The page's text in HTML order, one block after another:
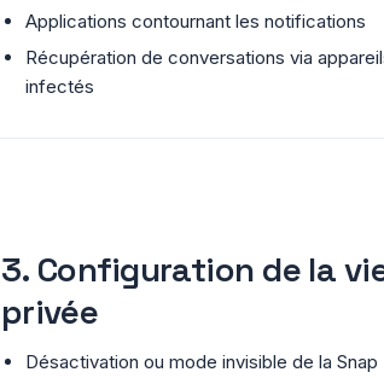
Applications contournant les notifications
Récupération de conversations via
infectés
3. Configuration de la
privée
Désactivation ou mode invisible de la Snap